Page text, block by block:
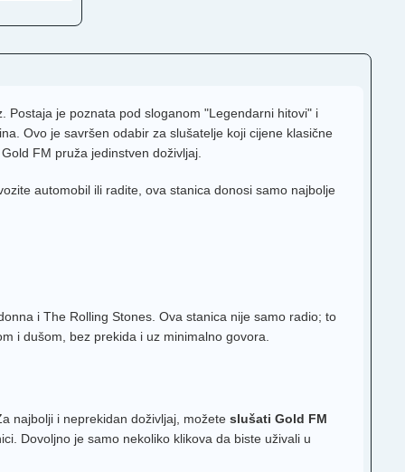
je poznata pod sloganom "Legendarni hitovi" i
Ovo je savršen odabir za slušatelje koji cijene klasične
FM pruža jedinstven doživljaj.
automobil ili radite, ova stanica donosi samo najbolje
i The Rolling Stones. Ova stanica nije samo radio; to
i dušom, bez prekida i uz minimalno govora.
najbolji i neprekidan doživljaj, možete slušati Gold FM
Dovoljno je samo nekoliko klikova da biste uživali u